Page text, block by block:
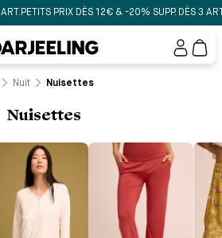
PETITS PRIX DÈS 12€ & -20% SUPP. DÈS 3 ART.
Mon
Nuit Nuisettes
Nuisettes